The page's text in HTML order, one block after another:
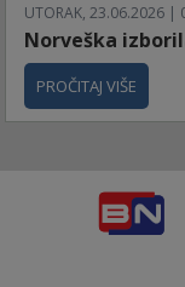
UTORAK, 23.06.2026 |
Norveška
PROČITAJ VIŠE